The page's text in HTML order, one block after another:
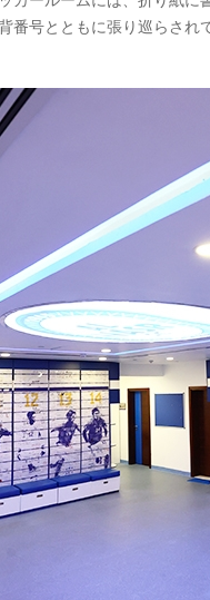
番号とともに張り巡らさ